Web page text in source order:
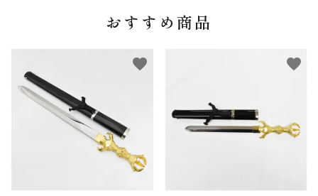
おすすめ商品
favorite favorite